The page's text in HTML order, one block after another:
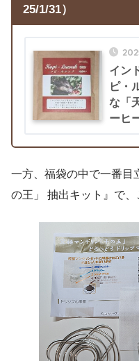
25/1/31）
イン
ピ・
な「
ーヒ
一方、福袋の中で一番目
の王」 抽出キット』で、